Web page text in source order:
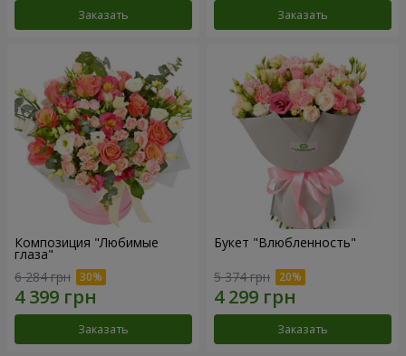
Заказать Заказать
Композиция "Любимые
глаза"
6 284 грн
Заказать
Букет "Влюбленность"
5 374 грн
Заказать